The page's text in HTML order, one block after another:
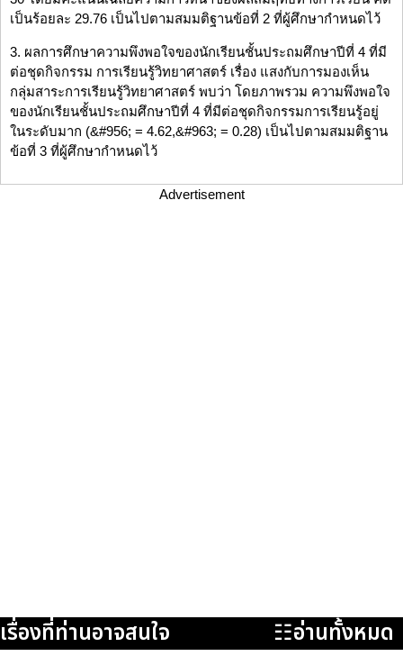
เป็นร้อยละ 29.76 เป็นไปตามสมมติฐานข้อที่ 2 ที่ผู้ศึกษากำหนดไว้
3. ผลการศึกษาความพึงพอใจของนักเรียนชั้นประถมศึกษาปีที่ 4 ที่มี
ต่อชุดกิจกรรม การเรียนรู้วิทยาศาสตร์ เรื่อง แสงกับการมองเห็น
กลุ่มสาระการเรียนรู้วิทยาศาสตร์ พบว่า โดยภาพรวม ความพึงพอใจ
ของนักเรียนชั้นประถมศึกษาปีที่ 4 ที่มีต่อชุดกิจกรรมการเรียนรู้อยู่
ในระดับมาก (&#956; = 4.62,&#963; = 0.28) เป็นไปตามสมมติฐาน
ข้อที่ 3 ที่ผู้ศึกษากำหนดไว้
Advertisement
เรื่องที่ท่านอาจสนใจ ☷อ่านทั้งหมด